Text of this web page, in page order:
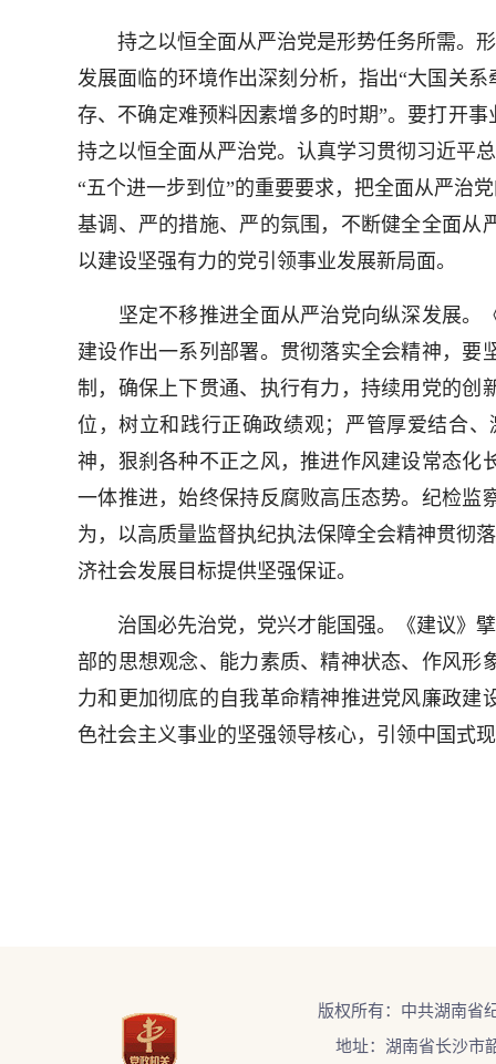
持之以恒全面从严治党是形势任务所需。形
发展面临的环境作出深刻分析，指出“大国关
存、不确定难预料因素增多的时期”。要打开
持之以恒全面从严治党。认真学习贯彻习近平
“五个进一步到位”的重要要求，把全面从严治
基调、严的措施、严的氛围，不断健全全面从
以建设坚强有力的党引领事业发展新局面。
坚定不移推进全面从严治党向纵深发展。
建设作出一系列部署。贯彻落实全会精神，
制，确保上下贯通、执行有力，持续用党的创
位，树立和践行正确政绩观；严管厚爱结合
神，狠刹各种不正之风，推进作风建设常态化
一体推进，始终保持反腐败高压态势。纪检监
为，以高质量监督执纪执法保障全会精神贯彻
济社会发展目标提供坚强保证。
治国必先治党，党兴才能国强。《建议》擘
部的思想观念、能力素质、精神状态、作风
力和更加彻底的自我革命精神推进党风廉政
色社会主义事业的坚强领导核心，引领中国式
版权所有：中共湖南省
地址：湖南省长沙市